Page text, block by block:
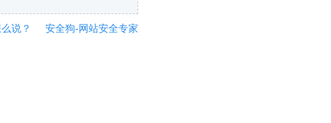
说？ 安全狗-网站安全专家